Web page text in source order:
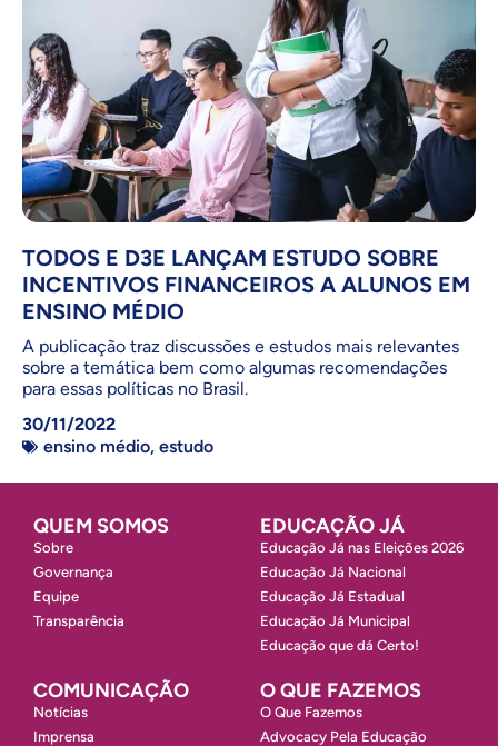
TODOS E D3E LANÇAM ESTUDO SOBRE
INCENTIVOS FINANCEIROS A ALUNOS EM
ENSINO MÉDIO
A publicação traz discussões e estudos mais relevantes
sobre a temática bem como algumas recomendações
para essas políticas no Brasil.
30/11/2022
ensino médio, estudo
QUEM SOMOS
Sobre
Governança
Equipe
Transparência
EDUCAÇÃO JÁ
Educação Já nas Eleições 2026
Educação Já Nacional
Educação Já Estadual
Educação Já Municipal
Educação que dá Certo!
COMUNICAÇÃO
Notícias
Imprensa
O QUE FAZEMOS
O Que Fazemos
Advocacy Pela Educação